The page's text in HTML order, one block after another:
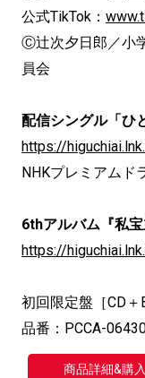
公式TikTok：
Ⓒ辻次夕日郎／小
員会
配信シングル「ひ
https://
NHKプレミアムド
6thアルバム『私
https://
初回限定盤［CD＋
品番：PCCA-
商品詳細&購入